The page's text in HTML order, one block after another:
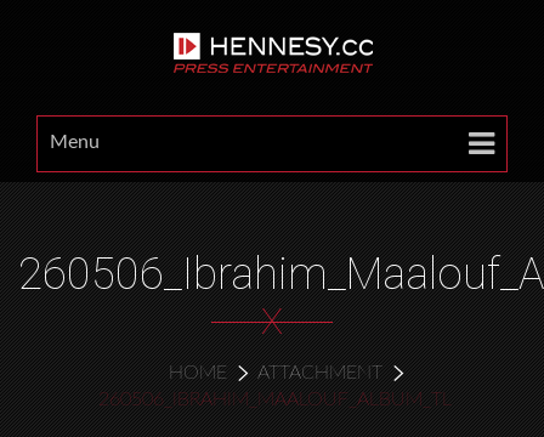
Menu
X
HOME
ATTACHMENT
260506_IBRAHIM_MAALOUF_ALBUM_TL